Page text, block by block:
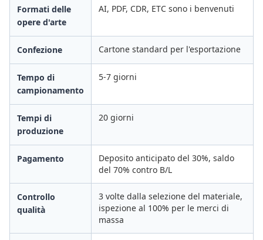
Formati delle
opere d'arte
AI, PDF, CDR, ETC sono i benvenuti
Confezione Cartone standard per l'esportazione
Tempo di
campionamento
5-7 giorni
Tempi di
produzione
20 giorni
Pagamento
Deposito anticipato del 30%, saldo
del 70% contro B/L
Controllo
qualità
3 volte dalla selezione del materiale,
ispezione al 100% per le merci di
massa